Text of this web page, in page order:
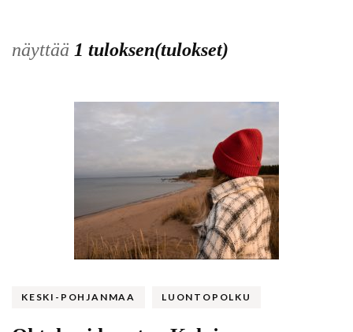
näyttää 1 tuloksen(tulokset)
KESKI-POHJANMAA LUONTOPOLKU